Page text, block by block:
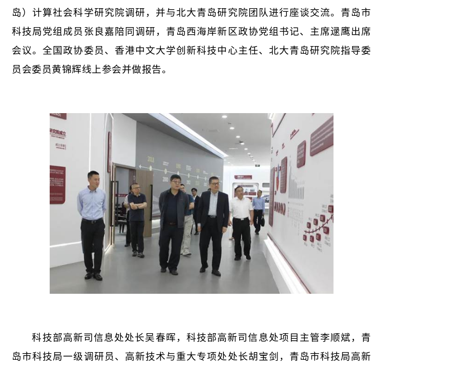
岛）计算社会科学研究院调研，并与北大青岛研究院团队进行座谈交流。青岛市
科技局党组成员张良嘉陪同调研，青岛西海岸新区政协党组书记、主席逯鹰出席
会议。全国政协委员、香港中文大学创新科技中心主任、北大青岛研究院指导委
员会委员黄锦辉线上参会并做报告。
科技部高新司信息处处长吴春晖，科技部高新司信息处项目主管李顺斌，青
岛市科技局一级调研员、高新技术与重大专项处处长胡宝剑，青岛市科技局高新